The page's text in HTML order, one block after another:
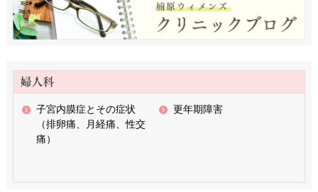
子宮内膜症とその症状
（排卵痛、月経痛、性交
痛）
更年期障害